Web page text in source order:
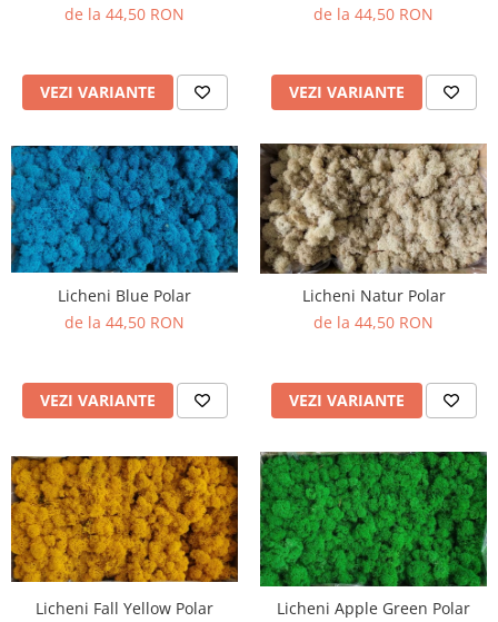
de la 44,50 RON
VEZI VARIANTE
de la 44,50 RON
VEZI VARIANTE
Licheni Blue Polar
de la 44,50 RON
VEZI VARIANTE
Licheni Natur Polar
de la 44,50 RON
VEZI VARIANTE
Licheni Fall Yellow Polar
Licheni Apple Green Polar